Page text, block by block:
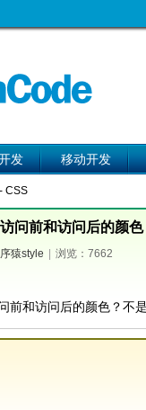
发 移动开发
- CSS
问前和访问后的颜色
猿style 浏览：7662
前和访问后的颜色？不